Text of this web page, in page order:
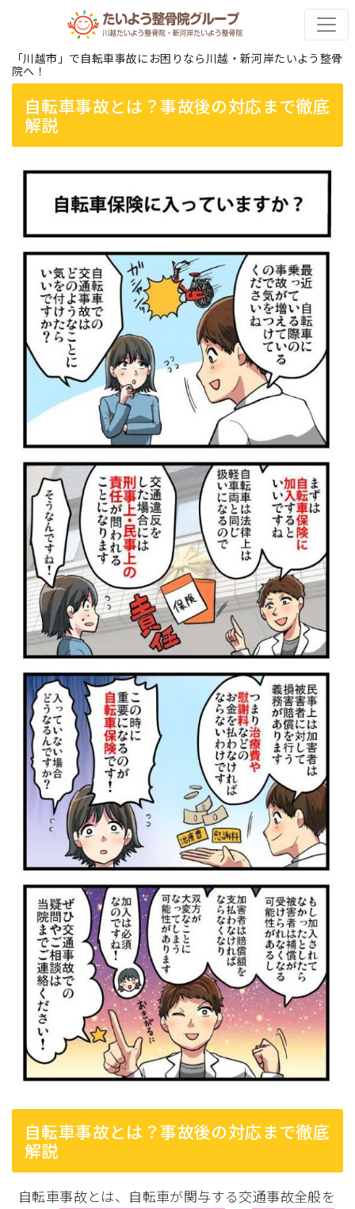
「川越市」で自転車事故にお困りなら川越・新河岸たいよう整骨
院へ！
自転車事故とは？事故後の対応まで徹底
解説
自転車事故とは？事故後の対応まで徹底
解説
自転車事故とは、自転車が関与する交通事故全般を